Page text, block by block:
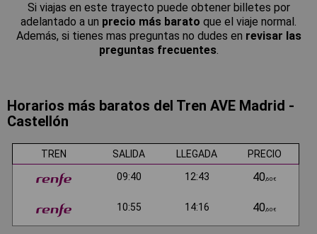
Si viajas en este trayecto puede obtener billetes por
adelantado a un precio más barato que el viaje normal.
Además, si tienes mas preguntas no dudes en revisar las
preguntas frecuentes.
Horarios más baratos del Tren AVE Madrid -
Castellón
TREN SALIDA LLEGADA
PRECIO
09:40
12:43 40,60€
10:55 14:16 40,60€